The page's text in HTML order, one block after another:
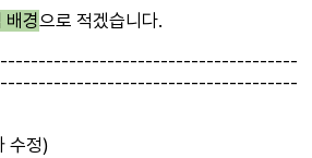
배경으로 적겠습니다.
수정)